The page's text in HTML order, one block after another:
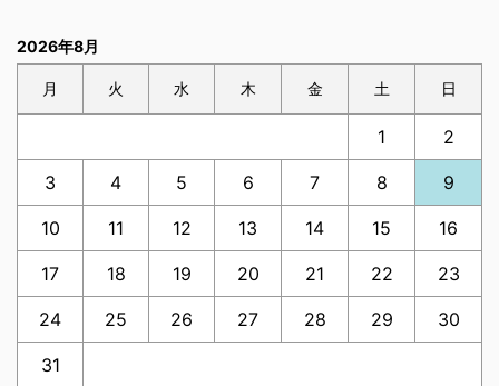
2026年8月
月 火 水 木 金 土 日
1 2
3 4 5 6 7 8 9
10 11 12 13 14 15 16
17 18 19 20 21 22 23
24 25 26 27 28 29 30
31